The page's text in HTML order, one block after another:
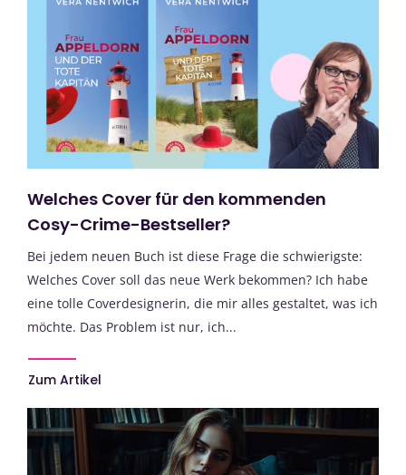
Welches Cover für den kommenden
Cosy-Crime-Bestseller?
Bei jedem neuen Buch ist diese Frage die schwierigste:
Welches Cover soll das neue Werk bekommen? Ich habe
eine tolle Coverdesignerin, die mir alles gestaltet, was ich
möchte. Das Problem ist nur, ich...
Zum Artikel